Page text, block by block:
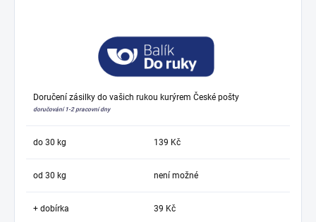
Doručení zásilky do vašich rukou kurýrem České pošty
doručování 1-2 pracovní dny
do 30 kg 139 Kč
od 30 kg není možné
+ dobírka 39 Kč